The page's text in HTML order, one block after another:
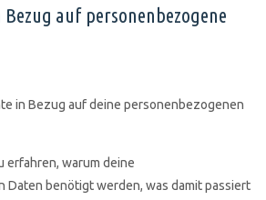
Bezug auf personenbezogene
in Bezug auf deine personenbezogenen
erfahren, warum deine
Daten benötigt werden, was damit passiert